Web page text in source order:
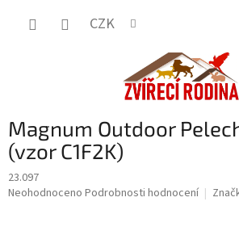
CZK
Magnum Outdoor
(vzor C1F2K)
23.097
Průměrné
Neohodnoceno Podrobnosti hodnocení